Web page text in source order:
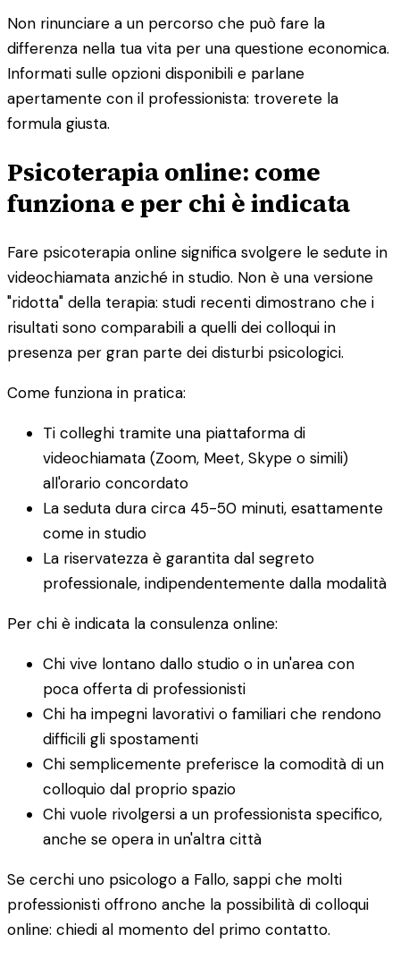
Non rinunciare a un percorso che può fare la
differenza nella tua vita per una questione economica.
Informati sulle opzioni disponibili e parlane
apertamente con il professionista: troverete la
formula giusta.
Psicoterapia online: come
funziona e per chi è indicata
Fare psicoterapia online significa svolgere le sedute in
videochiamata anziché in studio. Non è una versione
"ridotta" della terapia: studi recenti dimostrano che i
risultati sono comparabili a quelli dei colloqui in
presenza per gran parte dei disturbi psicologici.
Come funziona in pratica:
Ti colleghi tramite una piattaforma di
videochiamata (Zoom, Meet, Skype o simili)
all'orario concordato
La seduta dura circa 45-50 minuti, esattamente
come in studio
La riservatezza è garantita dal segreto
professionale, indipendentemente dalla modalità
Per chi è indicata la consulenza online:
Chi vive lontano dallo studio o in un'area con
poca offerta di professionisti
Chi ha impegni lavorativi o familiari che rendono
difficili gli spostamenti
Chi semplicemente preferisce la comodità di un
colloquio dal proprio spazio
Chi vuole rivolgersi a un professionista specifico,
anche se opera in un'altra città
Se cerchi uno psicologo a Fallo, sappi che molti
professionisti offrono anche la possibilità di colloqui
online: chiedi al momento del primo contatto.